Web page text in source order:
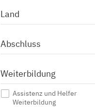
Schleswig-Holstein
Land
Abschluss
Weiterbildung
Assistenz und Helfer
Weiterbildung